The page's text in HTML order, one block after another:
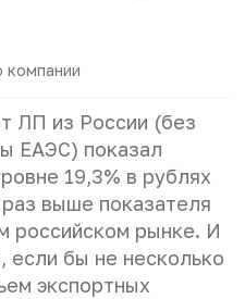
компании
ЛП из России (без
ЕАЭС) показал
19,3% в рублях
выше показателя
российском рынке. И
если бы не несколько
экспортных